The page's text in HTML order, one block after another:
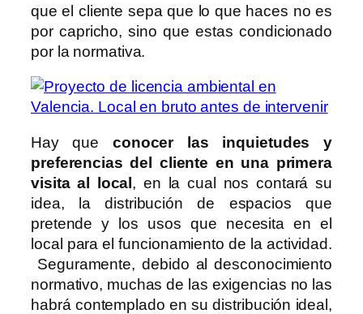
que el cliente sepa que lo que haces no es
por capricho, sino que estas condicionado
por la normativa.
Hay que conocer las inquietudes y
preferencias del cliente en una primera
visita al local , en la cual nos contará su
idea, la distribución de espacios que
pretende y los usos que necesita en el
local para el funcionamiento de la actividad.
Seguramente, debido al desconocimiento
normativo, muchas de las exigencias no las
habrá contemplado en su distribución ideal,